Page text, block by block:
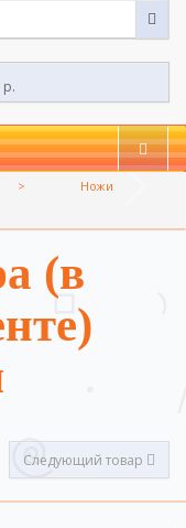
р.
Ножи
(в
Следующий товар